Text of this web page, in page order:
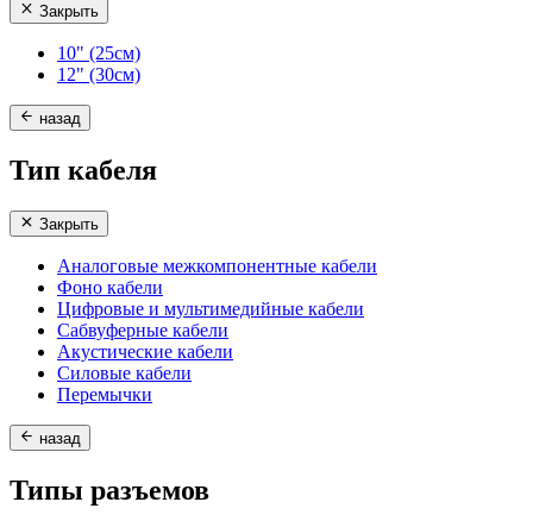
Закрыть
10" (25см)
12" (30см)
назад
Тип кабеля
Закрыть
Аналоговые межкомпонентные кабели
Фоно кабели
Цифровые и мультимедийные кабели
Сабвуферные кабели
Акустические кабели
Силовые кабели
Перемычки
назад
Типы разъемов